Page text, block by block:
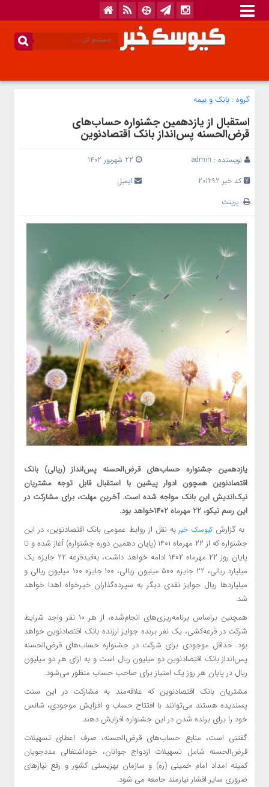
گروه : بانک‌ و بیمه
استقبال از یازدهمین جشنواره حساب‌های
قرض‌الحسنه پس‌انداز بانک اقتصادنوین
نویسنده : admin
کد خبر 201292
ایمیل
پرینت
یازدهمین جشنواره حساب‌های قرض‌الحسنه پس‌انداز (ریالی) بانک
اقتصادنوین همچون ادوار پیشین با استقبال قابل توجه مشتریان
نیک‌اندیش این بانک مواجه شده است. آخرین‌ مهلت، برای مشارکت در
این رسم نیکو، ۲۲ مهرماه ۱۴۰۲خواهد بود.
به گزارشکیوسک خبر به نقل از روابط عمومی بانک اقتصادنوین، در این
جشنواره که از ۲۲ مهرماه ۱۴۰۱ (پایان دهمین دوره جشنواره) آغاز شده و تا
پایان روز ۲۲ مهرماه ۱۴۰۲ ادامه خواهد داشت، به‌قیدقرعه ۲۲ جایزه یک
میلیارد ریالی، ۲۲ جایزه ۵۰۰ میلیون ریالی، ۱۰۰ جایزه ۱۰۰ میلیون ریالی و
میلیاردها ریال جوایز نقدی دیگر به سپرده‌گذاران خیرخواه اهدا خواهد
شد.
همچنین براساس برنامه‌ریزی‌های انجام‌شده، از هر ۱۰ نفر واجد شرایط
شرکت در قرعه‌کشی، یک نفر برنده جوایز ارزنده بانک اقتصادنوین خواهد
بود. حداقل موجودی برای شرکت در جشنواره حساب‌های قرض‌الحسنه
پس‌انداز بانک اقتصادنوین دو میلیون ریال است و به ازای هر دو میلیون
ریال در پایان هر روز یک امتیاز برای صاحب حساب منظور می‌شود.
مشتریان بانک اقتصادنوین که علاقه‌مند به مشارکت در این سنت
پسندیده هستند می‌توانند با افتتاح حساب و افزایش موجودی، شانس
خود را برای برنده شدن در این جشنواره افزایش دهند.
گفتنی است، منابع حساب‌های قرض‌الحسنه، صرف اعطای تسهیلات
قرض‌الحسنه شامل تسهیلات ازدواج جوانان، خوداشتغالی مددجویان
کمیته امداد امام خمینی (ره) و سازمان بهزیستی کشور و رفع نیازهای
ضروری سایر اقشار نیازمند جامعه می شود.